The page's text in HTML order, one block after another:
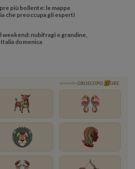
più bollente: le mappe
che preoccupa gli esperti
nubifragi e grandine,
domenica
powered by OROSCOPO ORE